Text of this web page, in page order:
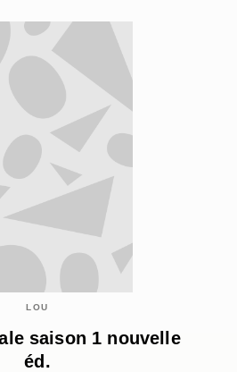
LOU
saison 1 nouvelle
éd.